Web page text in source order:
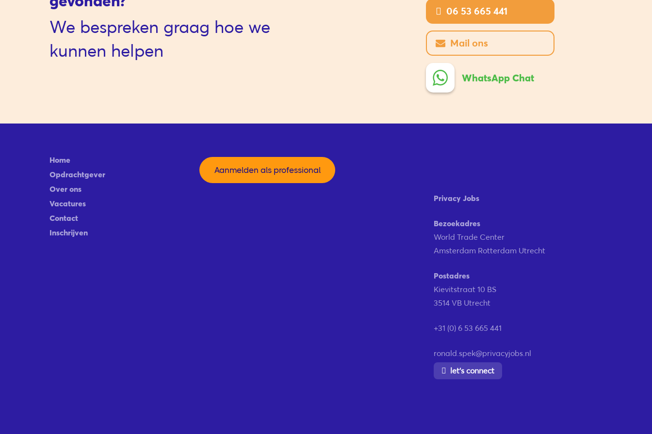
We bespreken graag hoe we
kunnen helpen
06 53 665 441
Mail ons
WhatsApp Chat
Home
Opdrachtgever
Over ons
Vacatures
Contact
Inschrijven
Aanmelden als professional
Privacy Jobs
Bezoekadres
World Trade Center
Amsterdam Rotterdam Utrecht
Postadres
Kievitstraat 10 BS
3514 VB Utrecht
+31 (0) 6 53 665 441
ronald.spek@privacyjobs.nl
let’s connect